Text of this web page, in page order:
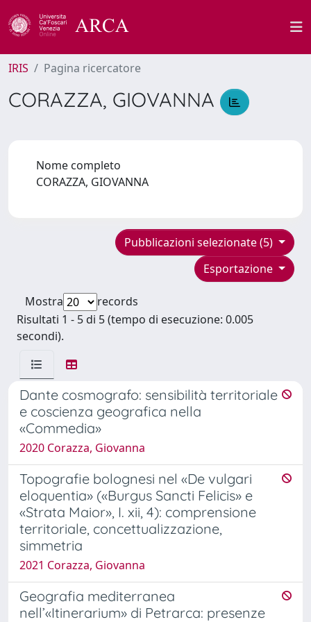
IRIS Pagina ricercatore
CORAZZA, GIOVANNA
Nome completo
CORAZZA, GIOVANNA
Pubblicazioni selezionate (5)
Esportazione
Mostra
records
Risultati 1 - 5 di 5 (tempo di esecuzione: 0.005
secondi).
Dante cosmografo: sensibilità territoriale
e coscienza geografica nella
«Commedia»
2020 Corazza, Giovanna
Topografie bolognesi nel «De vulgari
eloquentia» («Burgus Sancti Felicis» e
«Strata Maior», I. xii, 4): comprensione
territoriale, concettualizzazione,
simmetria
2021 Corazza, Giovanna
Geografia mediterranea
nell’«Itinerarium» di Petrarca: presenze